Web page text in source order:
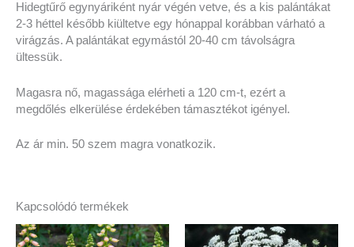
Hidegtűrő egynyáriként nyár végén vetve, és a kis palántákat
2-3 héttel később kiültetve egy hónappal korábban várható a
virágzás. A palántákat egymástól 20-40 cm távolságra
ültessük.
Magasra nő, magassága elérheti a 120 cm-t, ezért a
megdőlés elkerülése érdekében támasztékot igényel.
Az ár min. 50 szem magra vonatkozik.
Kapcsolódó termékek